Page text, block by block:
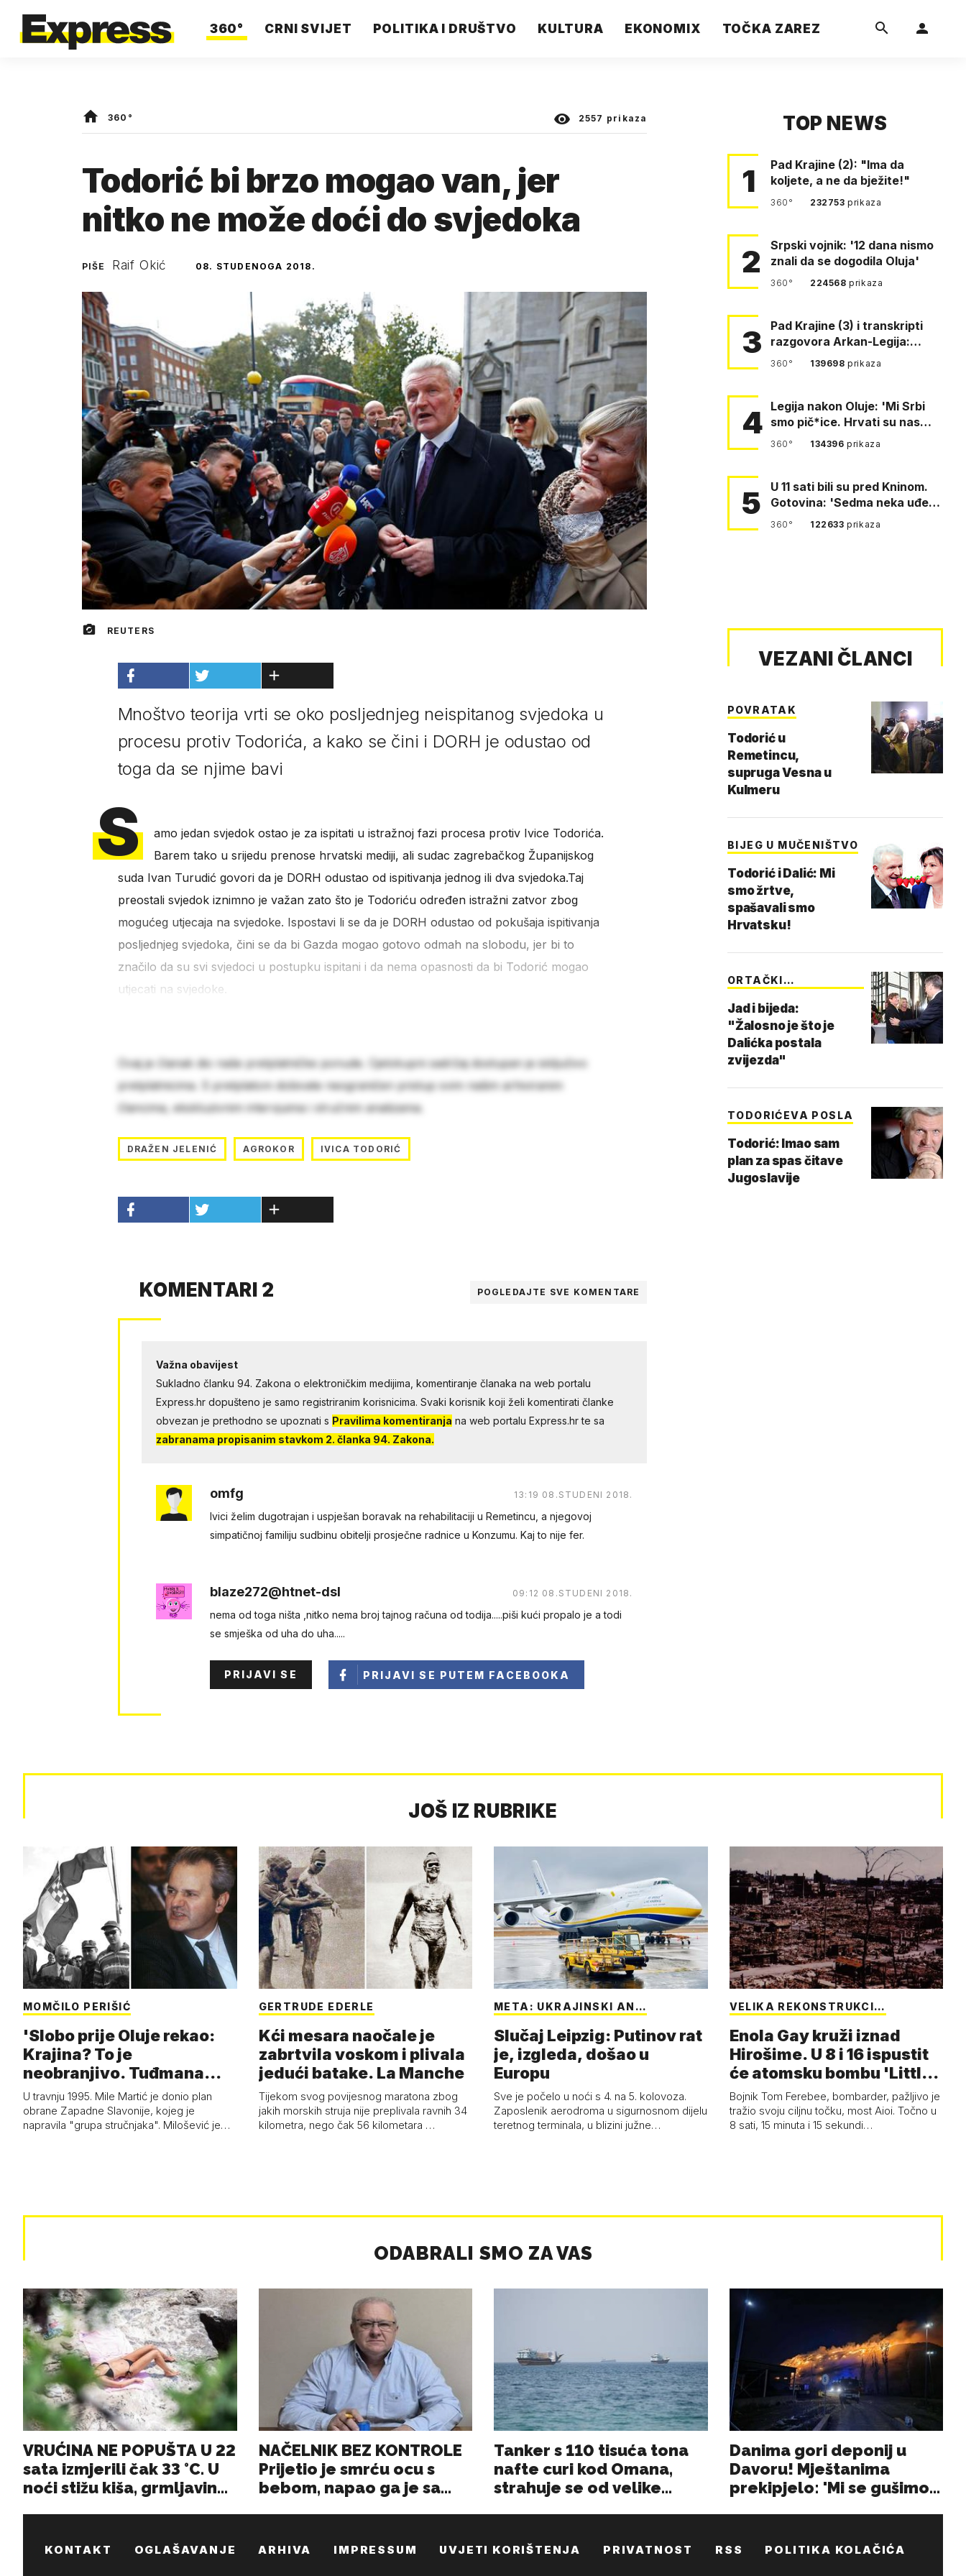
360° CRNI SVIJET POLITIKA I DRUŠTVO KULTURA EKONOMIX TOČKA ZAREZ
360° 2557 prikaza
Todorić bi brzo mogao van, jer
nitko ne može doći do svjedoka
PIŠE Raif Okić 08. STUDENOGA 2018.
REUTERS
Mnoštvo teorija vrti se oko posljednjeg neispitanog svjedoka u
procesu protiv Todorića, a kako se čini i DORH je odustao od
toga da se njime bavi
S
amo jedan svjedok ostao je za ispitati u istražnoj fazi procesa protiv Ivice Todorića.
Barem tako u srijedu prenose hrvatski mediji, ali sudac zagrebačkog Županijskog
suda Ivan Turudić govori da je DORH odustao od ispitivanja jednog ili dva svjedoka.Taj
preostali svjedok iznimno je važan zato što je Todoriću određen istražni zatvor zbog
mogućeg utjecaja na svjedoke. Ispostavi li se da je DORH odustao od pokušaja ispitivanja
posljednjeg svjedoka, čini se da bi Gazda mogao gotovo odmah na slobodu, jer bi to
značilo da su svi svjedoci u postupku ispitani i da nema opasnosti da bi Todorić mogao
utjecati na svjedoke.
Ovaj je članak dio naše pretplatničke ponude. Cjelokupni sadržaj dostupan je isključivo
pretplatnicima. S pretplatom dobivate neograničen pristup svim našim arhiviranim
člancima, ekskluzivnim intervjuima i stručnim analizama.
DRAŽEN JELENIĆ AGROKOR IVICA TODORIĆ
KOMENTARI 2 POGLEDAJTE SVE KOMENTARE
Važna obavijest
Sukladno članku 94. Zakona o elektroničkim medijima, komentiranje članaka na web portalu
Express.hr dopušteno je samo registriranim korisnicima. Svaki korisnik koji želi komentirati članke
obvezan je prethodno se upoznati s Pravilima komentiranja na web portalu Express.hr te sa
zabranama propisanim stavkom 2. članka 94. Zakona.
omfg 13:19 08.STUDENI 2018.
Ivici želim dugotrajan i uspješan boravak na rehabilitaciji u Remetincu, a njegovoj
simpatičnoj familiju sudbinu obitelji prosječne radnice u Konzumu. Kaj to nije fer.
blaze272@htnet-dsl 09:12 08.STUDENI 2018.
nema od toga ništa ,nitko nema broj tajnog računa od todija.....piši kući propalo je a todi
se smješka od uha do uha.....
PRIJAVI SE PRIJAVI SE PUTEM FACEBOOKA
TOP NEWS
1
Pad Krajine (2): "Ima da
koljete, a ne da bježite!"
360° 232753prikaza
2
Srpski vojnik: '12 dana nismo
znali da se dogodila Oluja'
360° 224568prikaza
3
Pad Krajine (3) i transkripti
razgovora Arkan-Legija:
'Čujem, prelazite ustašam…
360° 139698prikaza
4 Legija nakon Oluje: 'Mi Srbi
smo pič*ice. Hrvati su nas
pomeli!'
360° 134396prikaza
5
U 11 sati bili su pred Kninom.
Gotovina: 'Sedma neka uđe,
4. gardijska neka g…
360° 122633prikaza
VEZANI ČLANCI
POVRATAK
Todorić u
Remetincu,
supruga Vesna u
Kulmeru
BIJEG U MUČENIŠTVO
Todorić i Dalić: Mi
smo žrtve,
spašavali smo
Hrvatsku!
ORTAČKI
Jad i bijeda:
"Žalosno je što je
Dalićka postala
zvijezda"
TODORIĆEVA POSLA
Todorić: Imao sam
plan za spas čitave
Jugoslavije
JOŠ IZ RUBRIKE
MOMČILO PERIŠIĆ
'Slobo prije Oluje rekao:
Krajina? To je
neobranjivo. Tuđmana
zvao Krivousti'
U travnju 1995. Mile Martić je donio plan
obrane Zapadne Slavonije, kojeg je
napravila "grupa stručnjaka". Milošević je…
GERTRUDE EDERLE
Kći mesara naočale je
zabrtvila voskom i plivala
jedući batake. La Manche
Tijekom svog povijesnog maratona zbog
jakih morskih struja nije preplivala ravnih 34
kilometra, nego čak 56 kilometara …
META: UKRAJINSKI AN…
Slučaj Leipzig: Putinov rat
je, izgleda, došao u
Europu
Sve je počelo u noći s 4. na 5. kolovoza.
Zaposlenik aerodroma u sigurnosnom dijelu
teretnog terminala, u blizini južne…
VELIKA REKONSTRUKCI…
Enola Gay kruži iznad
Hirošime. U 8 i 16 ispustit
će atomsku bombu 'Little
Boy'
Bojnik Tom Ferebee, bombarder, pažljivo je
tražio svoju ciljnu točku, most Aioi. Točno u
8 sati, 15 minuta i 15 sekundi…
KONTAKT OGLAŠAVANJE ARHIVA IMPRESSUM UVJETI KORIŠTENJA PRIVATNOST RSS POLITIKA KOLAČIĆA